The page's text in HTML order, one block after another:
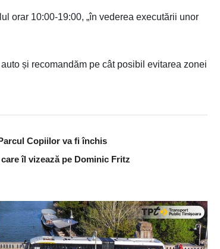
orar 10:00-19:00, „în vederea executării unor
și recomandăm pe cât posibil evitarea zonei
Copiilor va fi închis
îl vizează pe Dominic Fritz